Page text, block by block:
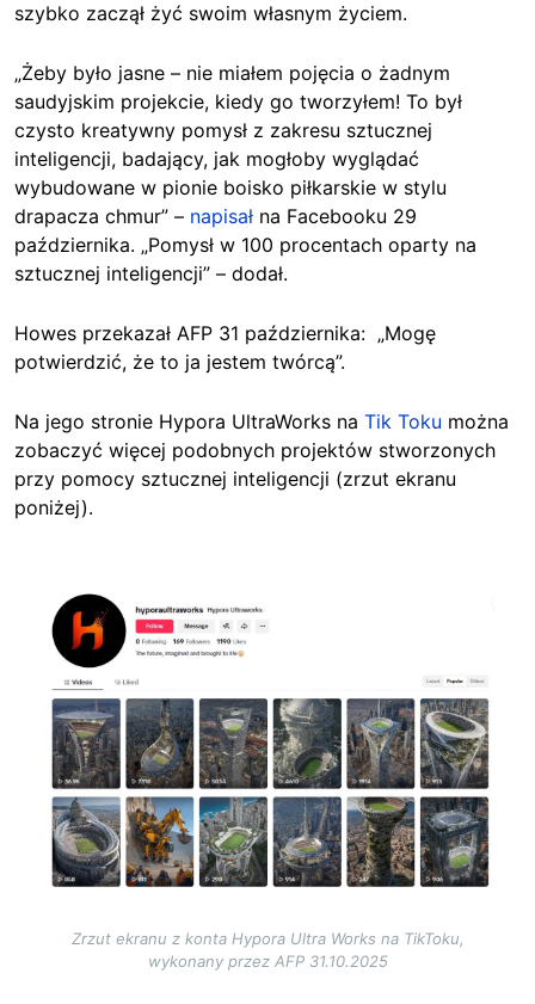
szybko zaczął żyć swoim własnym życiem.
„Żeby było jasne – nie miałem pojęcia o żadnym
saudyjskim projekcie, kiedy go tworzyłem! To był
czysto kreatywny pomysł z zakresu sztucznej
inteligencji, badający, jak mogłoby wyglądać
wybudowane w pionie boisko piłkarskie w stylu
drapacza chmur” – napisał na Facebooku 29
października. „Pomysł w 100 procentach oparty na
sztucznej inteligencji” – dodał.
Howes przekazał AFP 31 października: „Mogę
potwierdzić, że to ja jestem twórcą”.
Na jego stronie Hypora UltraWorks na Tik Toku można
zobaczyć więcej podobnych projektów stworzonych
przy pomocy sztucznej inteligencji (zrzut ekranu
poniżej).
Image
Zrzut ekranu z konta Hypora Ultra Works na TikToku,
wykonany przez AFP 31.10.2025